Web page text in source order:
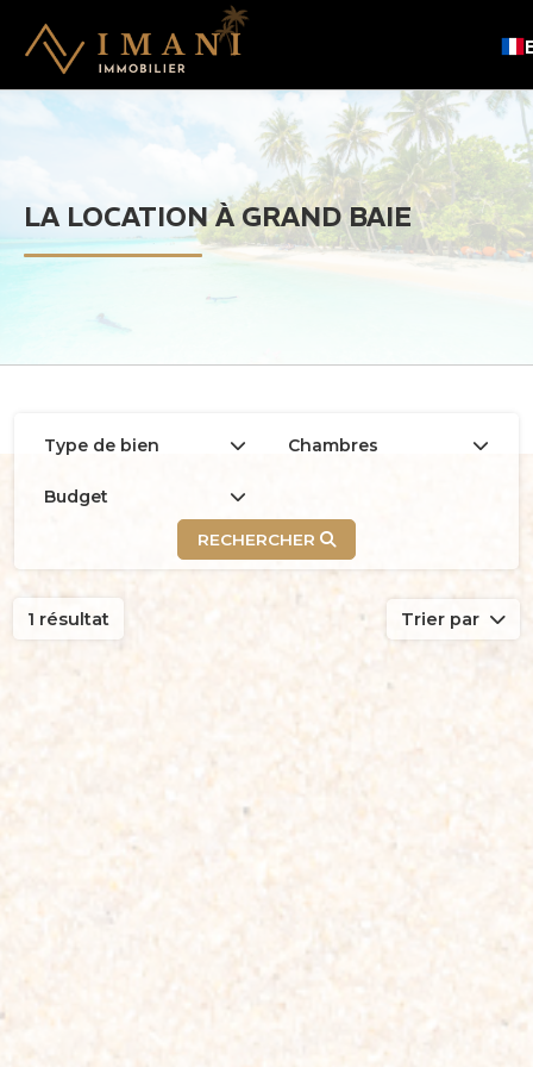
LA LOCATION À GRAND BAIE
Type de bien Chambres
Budget
RECHERCHER
1 résultat Trier par